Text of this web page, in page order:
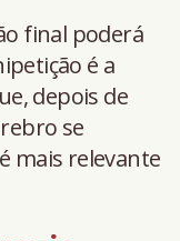
final poderá
é a
depois de
se
mais relevante